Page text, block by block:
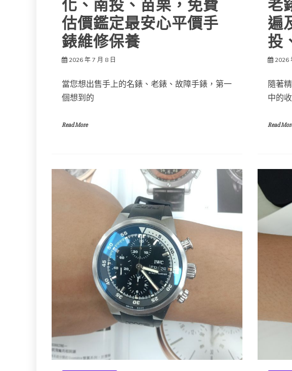
化、南投、苗栗，免費
估價鑑定最安心平價手
錶維修保養
2026 年 7 月 8 日
當您想出售手上的名錶、老錶、故障手錶，第一
個想到的
Read More
老
遍
投
2026
隨著
中的
Read